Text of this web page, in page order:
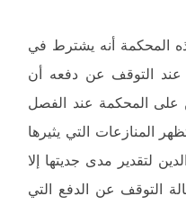
المحكمة أنه يشترط في
عند التوقف عن دفعه أن
على المحكمة عند الفصل
المنازعات التي يثيرها
لتقدير مدى جديتها إلا
التوقف عن الدفع التي